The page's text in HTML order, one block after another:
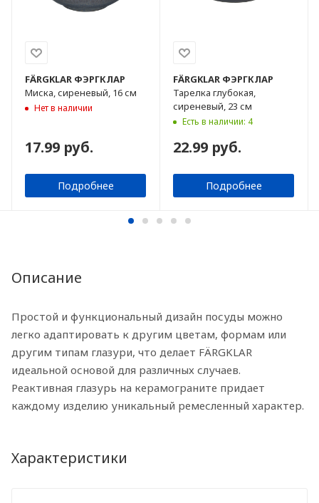
FÄRGKLAR ФЭРГКЛАР
Миска, сиреневый, 16 см
Нет в наличии
17.99 руб.
Подробнее
FÄRGKLAR ФЭРГКЛАР
Тарелка глубокая,
сиреневый, 23 см
Есть в наличии: 4
22.99 руб.
Подробнее
Описание
Простой и функциональный дизайн посуды можно
легко адаптировать к другим цветам, формам или
другим типам глазури, что делает FÄRGKLAR
идеальной основой для различных случаев.
Реактивная глазурь на керамограните придает
каждому изделию уникальный ремесленный характер.
Характеристики